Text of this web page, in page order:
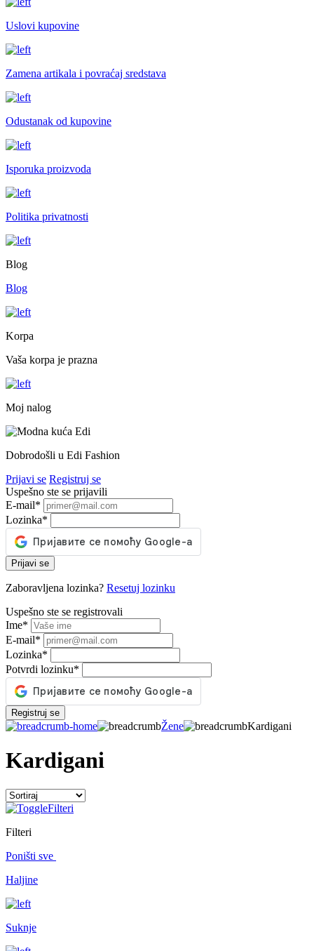
Uslovi kupovine
Zamena artikala i povraćaj sredstava
Odustanak od kupovine
Isporuka proizvoda
Politika privatnosti
Blog
Blog
Korpa
Vaša korpa je prazna
Moj nalog
Dobrodošli u Edi Fashion
Prijavi se Registruj se
Uspešno ste se prijavili
E-mail*
Lozinka*
Prijavi se
Zaboravljena lozinka? Resetuj lozinku
Uspešno ste se registrovali
Ime*
E-mail*
Lozinka*
Potvrdi lozinku*
Registruj se
Žene Kardigani
Kardigani
Filteri
Filteri
Poništi sve
Haljine
Suknje